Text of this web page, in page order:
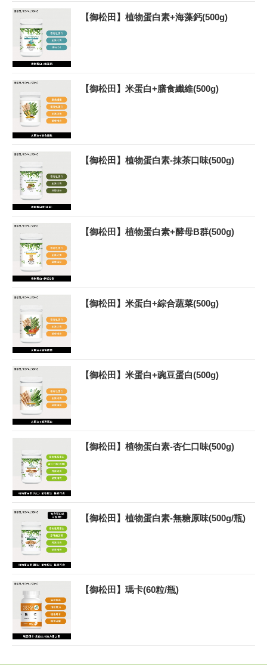
【御松田】植物蛋白素+海藻鈣(500g)
【御松田】米蛋白+膳食纖維(500g)
【御松田】植物蛋白素-抹茶口味(500g)
【御松田】植物蛋白素+酵母B群(500g)
【御松田】米蛋白+綜合蔬菜(500g)
【御松田】米蛋白+豌豆蛋白(500g)
【御松田】植物蛋白素-杏仁口味(500g)
【御松田】植物蛋白素-無糖原味(500g/瓶)
【御松田】瑪卡(60粒/瓶)